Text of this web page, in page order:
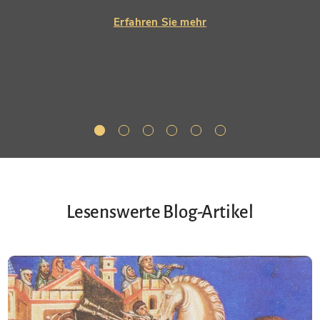
Erfahren Sie mehr
Lesenswerte Blog-Artikel